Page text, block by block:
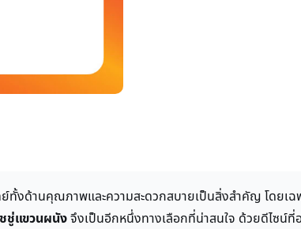
ย์ทั้งด้านคุณภาพและความสะดวกสบายเป็นสิ่งสำคัญ โดย
ชู่แขวนผนังจึงเป็นอีกหนึ่งทางเลือกที่น่าสนใจ ด้วยดีไซน์